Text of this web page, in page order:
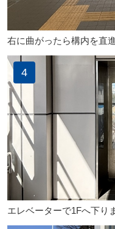
右に曲がったら構内を直
4
エレベーターで1Fへ下り